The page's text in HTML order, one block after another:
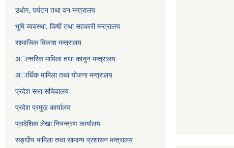
उधाेग, पर्यटन तथा वन मन्त्रालय
भुमि व्यवस्था, किर्षी तथा सहकारी मन्त्रालय
सामाजिक विकाश मन्त्रालय
अान्तरिक मामिला तथा कानुन मन्त्रालय
अार्थिक मामिला तथा याेजना मन्त्रालय
प्रदेश सभा सचिवालय
प्रदेश प्रमुख कार्यालय
प्रादेशिक लेखा नियन्त्रण कार्यालय
सङ्‍घीय मामिला तथा सामान्य प्रशासन मन्त्रालय